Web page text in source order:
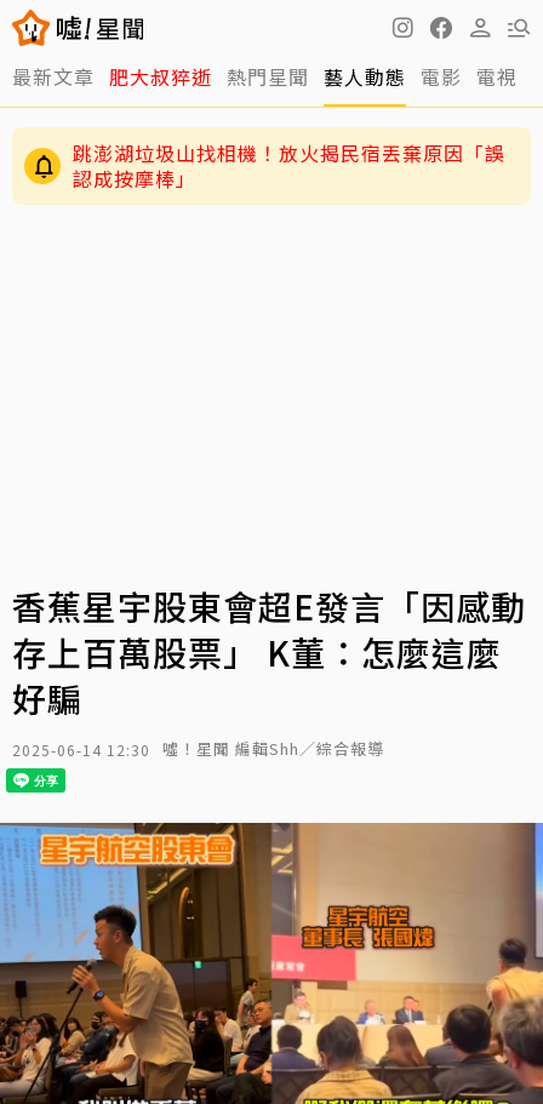
最新文章 肥大叔猝逝 熱門星聞 藝人動態 電影 電視
跳澎湖垃圾山找相機！放火揭民宿丟棄原因「誤
認成按摩棒」
香蕉星宇股東會超E發言「因感動
存上百萬股票」 K董：怎麼這麼
好騙
2025-06-14 12:30 噓！星聞 編輯Shh／綜合報導